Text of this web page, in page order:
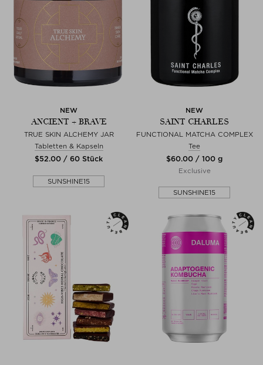
NEW
ANCIENT + BRAVE
TRUE SKIN ALCHEMY JAR
Tabletten & Kapseln
$‌52.00 / 60 Stück
SUNSHINE15
NEW
SAINT CHARLES
FUNCTIONAL MATCHA COMPLEX
Tee
$‌60.00 / 100 g
Exclusive
SUNSHINE15